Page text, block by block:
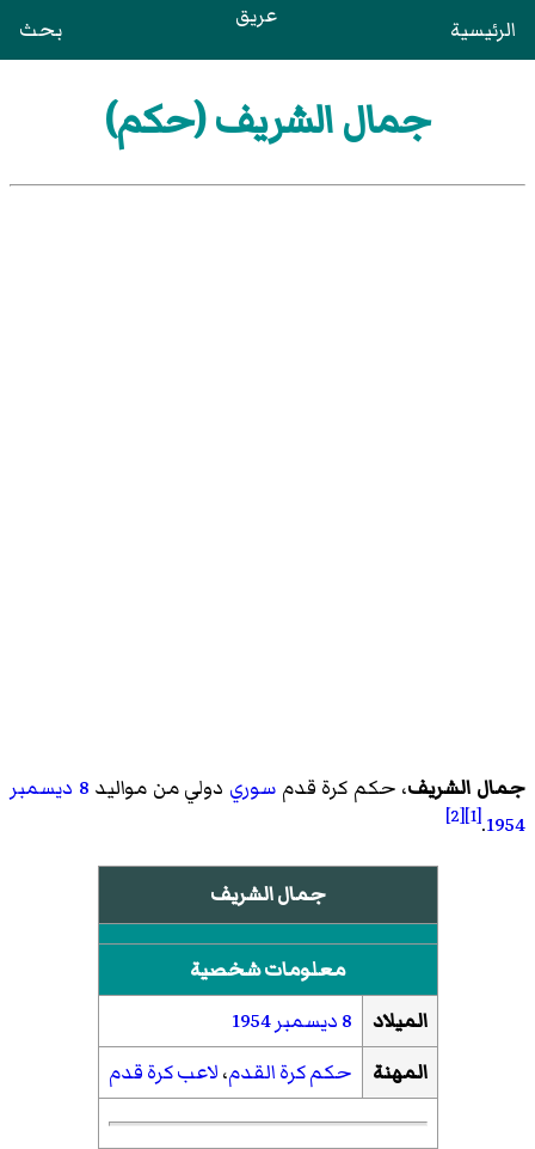
الرئيسية عريق بحث
جمال الشريف (حكم)
جمال الشريف، حكم كرة قدم سوري دولي من مواليد 8 ديسمبر
1954
.
[1]
[2]
جمال الشريف
معلومات شخصية
الميلاد
8 ديسمبر
1954
المهنة
حكم كرة القدم،لاعب كرة قدم